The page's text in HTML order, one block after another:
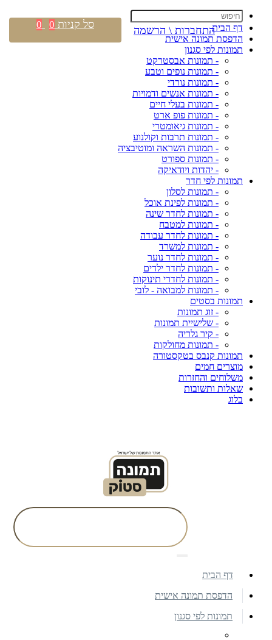
דף הבית
הדפסת תמונה אישית
תמונות לפי סגנון
- תמונות אבסטרקט
- תמונות נופים וטבע
- תמונות נורדי
- תמונות אנשים ודמויות
- תמונות בעלי חיים
- תמונות פופ ארט
- תמונות גיאומטרי
- תמונות תרבות וקולנוע
- תמונות השראה ומוטיבציה
- תמונות ספורט
- יהדות ויודאיקה
תמונות לפי חדר
- תמונות לסלון
- תמונות לפינת אוכל
- תמונות לחדר שינה
- תמונות למטבח
- תמונות לחדר עבודה
- תמונות למשרד
- תמונות לחדר נוער
- תמונות לחדר ילדים
- תמונות לחדרי תינוקות
- תמונות למבואה - לובי
תמונות בסטים
- זוג תמונות
- שלישיית תמונות
- קיר גלריה
- תמונות מחולקות
תמונות קנבס בטקסטורה
מוצרים חמים
משלוחים והחזרות
שאלות ותשובות
בלוג
התחברות \ הרשמה סל קניות 0
0
דף הבית
הדפסת תמונה אישית
תמונות לפי סגנון